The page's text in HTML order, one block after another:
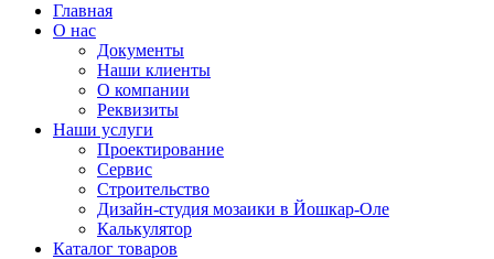
Главная
О нас
Документы
Наши клиенты
О компании
Реквизиты
Наши услуги
Проектирование
Сервис
Строительство
Дизайн-студия мозаики в Йошкар-Оле
Калькулятор
Каталог товаров